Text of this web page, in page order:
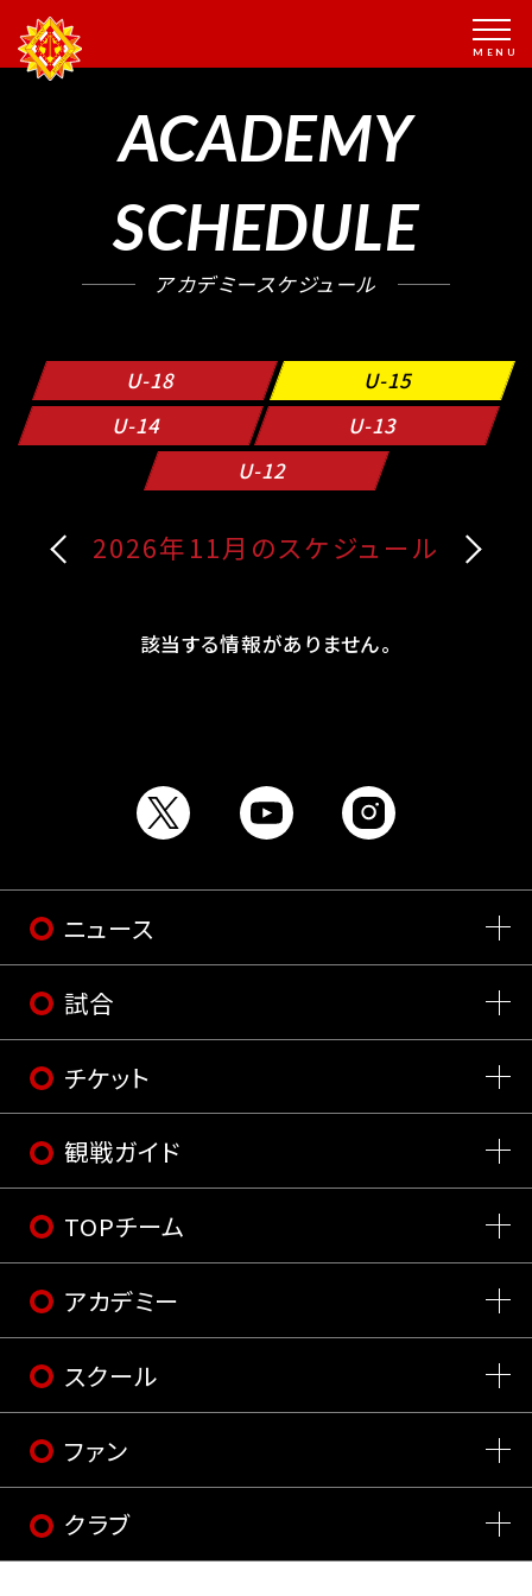
ACADEMY
SCHEDULE
アカデミースケジュール
U-18
U-15
U-14
U-13
U-12
2026年11月のスケジュール
該当する情報がありません。
ニュース
試合
チケット
観戦ガイド
TOPチーム
アカデミー
スクール
ファン
クラブ